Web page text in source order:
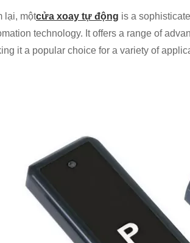
lại, mộtcửa xoay tự động is a
technology. It offers a range of
it a popular choice for a variety of